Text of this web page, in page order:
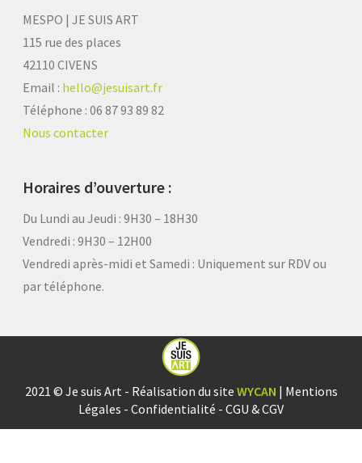
MESPO | JE SUIS ART
115 rue des places
42110 CIVENS
Email : hello@jesuisart.fr
Téléphone : 06 87 93 89 82
Nous contacter
Horaires d’ouverture :
Du Lundi au Jeudi : 9H30 – 18H30
Vendredi : 9H30 – 12H00
Vendredi après-midi et Samedi : Uniquement sur RDV ou
par téléphone.
2021 © Je suis Art - Réalisation du site WYCAN | Mentions
Légales - Confidentialité - CGU & CGV